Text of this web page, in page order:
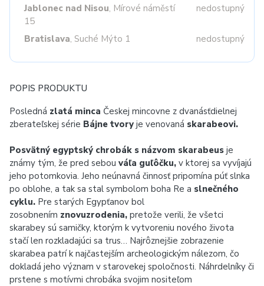
Jablonec nad Nisou, Mírové náměstí
15
nedostupný
Bratislava, Suché Mýto 1 nedostupný
POPIS PRODUKTU
Posledná zlatá minca Českej mincovne z dvanásťdielnej
zberateľskej série Bájne tvory je venovaná skarabeovi.
Posvätný egyptský chrobák s názvom skarabeus je
známy tým, že pred sebou váľa guľôčku, v ktorej sa vyvíjajú
jeho potomkovia. Jeho neúnavná činnosť pripomína púť slnka
po oblohe, a tak sa stal symbolom boha Re a slnečného
cyklu. Pre starých Egypťanov bol
zosobnením znovuzrodenia, pretože verili, že všetci
skarabey sú samičky, ktorým k vytvoreniu nového života
stačí len rozkladajúci sa trus… Najrôznejšie zobrazenie
skarabea patrí k najčastejším archeologickým nálezom, čo
dokladá jeho význam v starovekej spoločnosti. Náhrdelníky či
prstene s motívmi chrobáka svojim nositeľom